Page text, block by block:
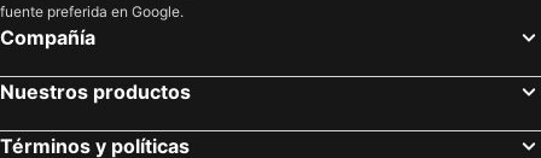
fuente preferida en Google.
Compañía
Nuestros productos
Términos y políticas